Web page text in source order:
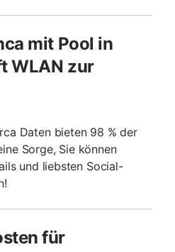
mit Pool in
WLAN zur
Daten bieten 98 % der
Sorge, Sie können
und liebsten Social-
für